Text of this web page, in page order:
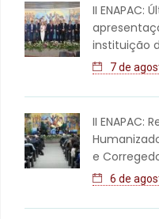
II
instituição
7 de
II ENAPAC:
e
6 de